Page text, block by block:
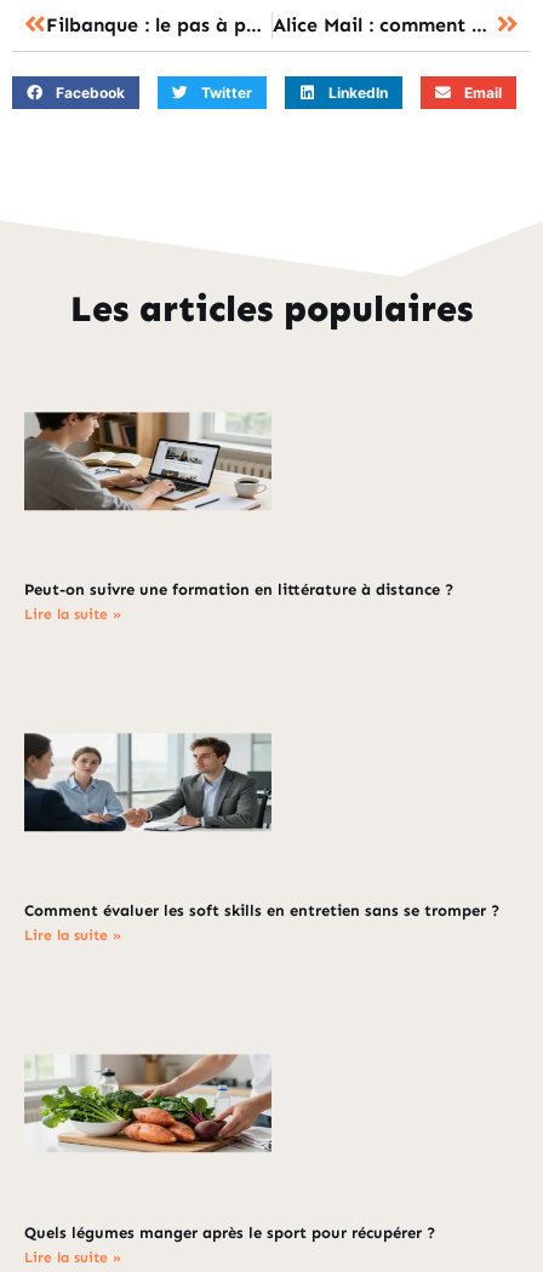
Filbanque : le pas à pas pour accéder et sécuriser votre compte ? Alice Mail : comment accéder et récupérer ses messages après la migration ?
Facebook Twitter LinkedIn Email
Les articles populaires
Peut-on suivre une formation en littérature à distance ?
Lire la suite »
Comment évaluer les soft skills en entretien sans se tromper ?
Lire la suite »
Quels légumes manger après le sport pour récupérer ?
Lire la suite »